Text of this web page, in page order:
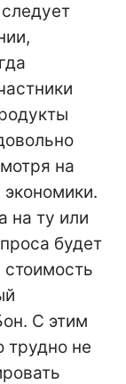
на
на ту или
будет
С этим
трудно не